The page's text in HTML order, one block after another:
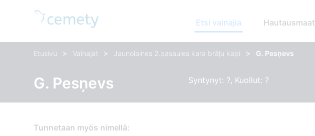
Etsi vainajia Hautausmaat
Etusivu > Vainajat > Jaunolaines 2.pasaules kara brāļu kapi > G. Pesņevs
G. Pesņevs Syntynyt: ?, Kuollut: ?
Tunnetaan myös nimellä: